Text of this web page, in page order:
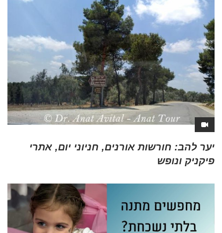
יער להב: חורשות אורנים, חניוני יום, אתרי
פיקניק ונופש